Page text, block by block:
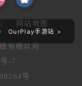
OurPlay手游站 >
| 网站地图
有限公司
-7
号